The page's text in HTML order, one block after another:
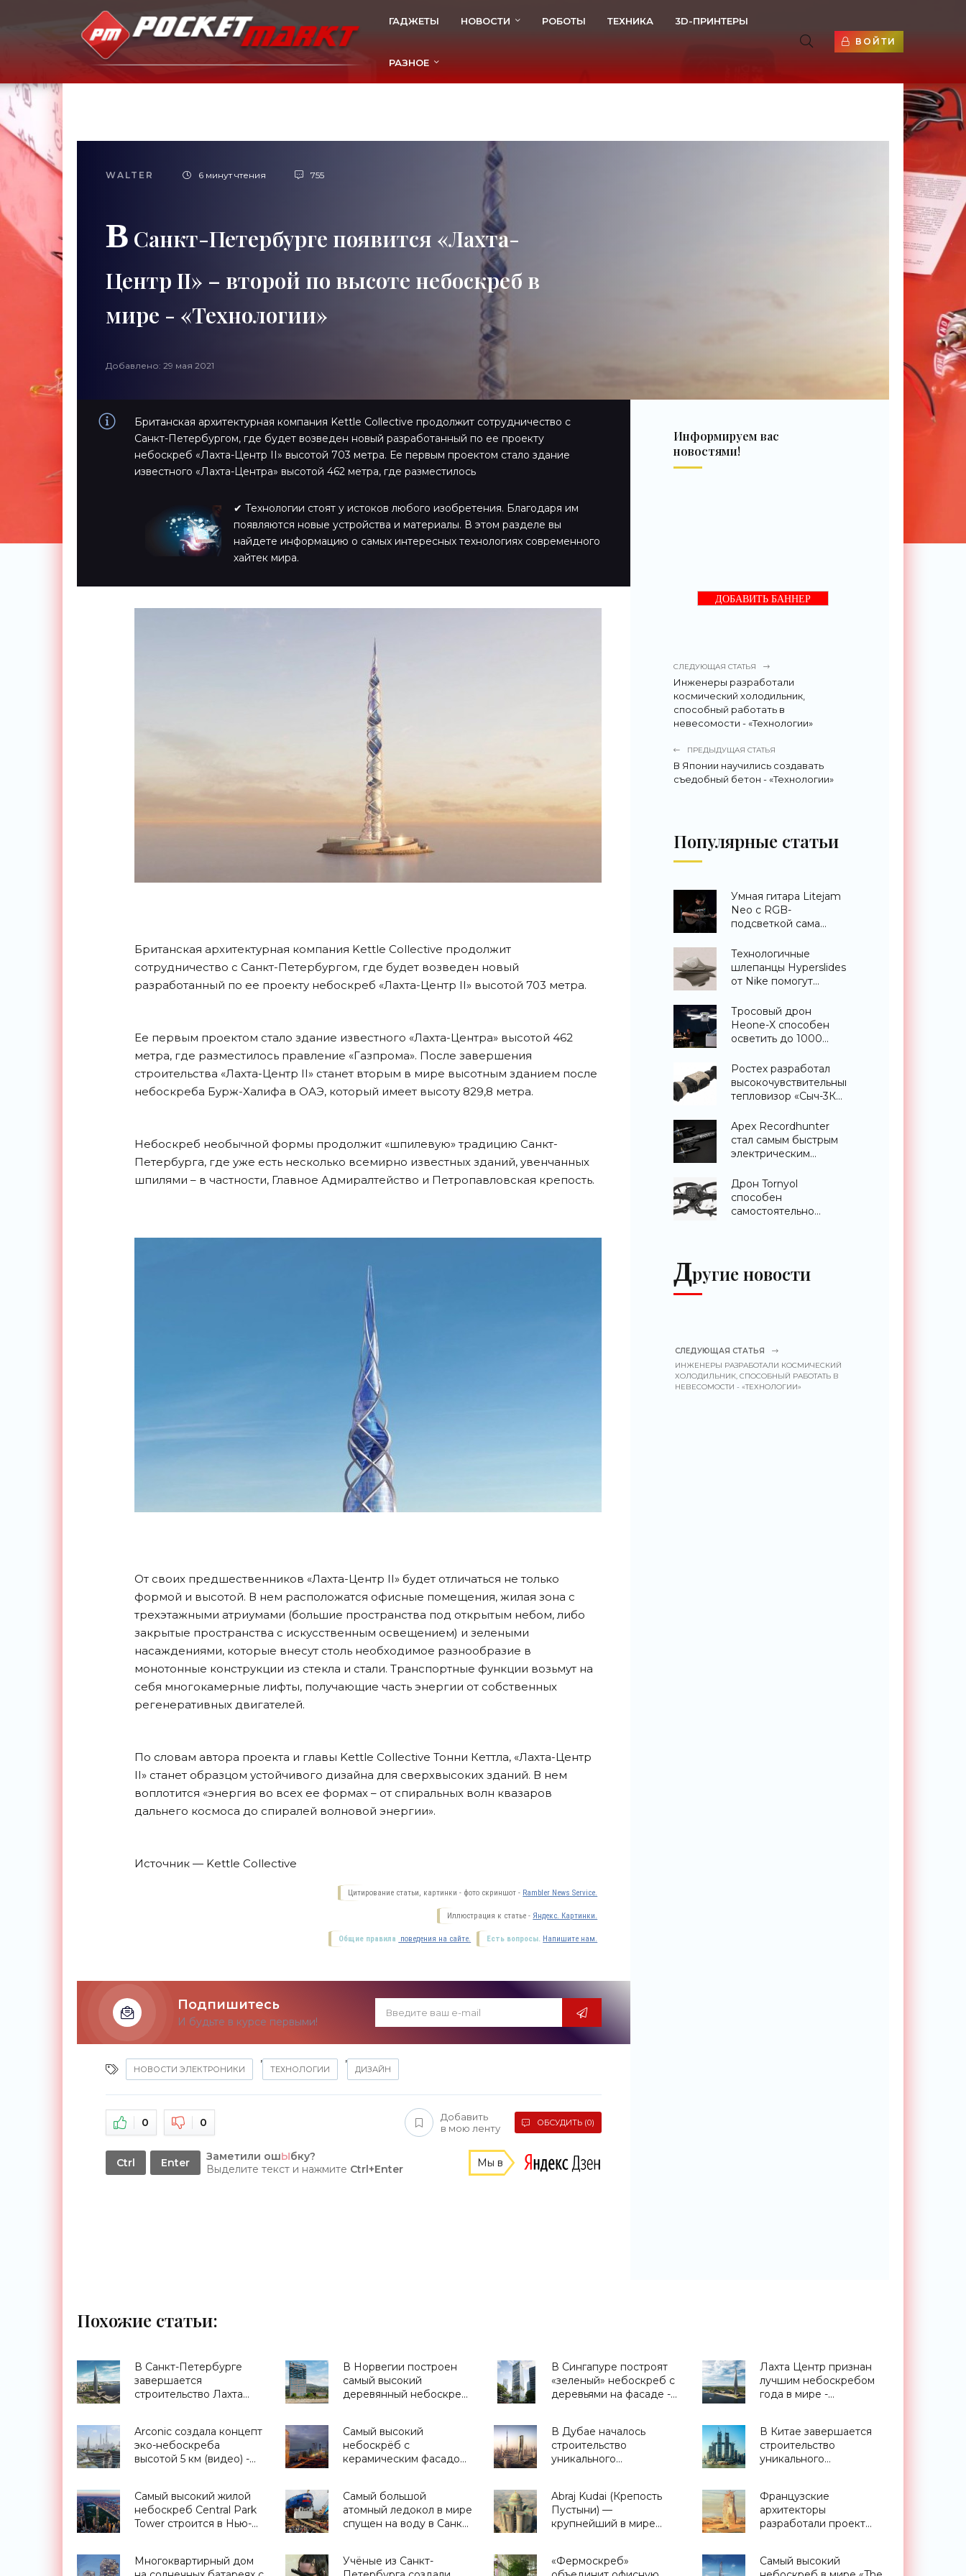
ГАДЖЕТЫ НОВОСТИ РОБОТЫ ТЕХНИКА 3D-ПРИНТЕРЫ
РАЗНОЕ
ВОЙТИ
WALTER 6 минут чтения 755
В Санкт-Петербурге появится «Лахта-
Центр II» – второй по высоте небоскреб в
мире - «Технологии»
Добавлено: 29 мая 2021
Британская архитектурная компания Kettle Collective продолжит сотрудничество с
Санкт-Петербургом, где будет возведен новый разработанный по ее проекту
небоскреб «Лахта-Центр II» высотой 703 метра. Ее первым проектом стало здание
известного «Лахта-Центра» высотой 462 метра, где разместилось
✔ Технологии стоят у истоков любого изобретения. Благодаря им
появляются новые устройства и материалы. В этом разделе вы
найдете информацию о самых интересных технологиях современного
хайтек мира.
Британская архитектурная компания Kettle Collective продолжит
сотрудничество с Санкт-Петербургом, где будет возведен новый
разработанный по ее проекту небоскреб «Лахта-Центр II» высотой 703 метра.
Ее первым проектом стало здание известного «Лахта-Центра» высотой 462
метра, где разместилось правление «Газпрома». После завершения
строительства «Лахта-Центр II» станет вторым в мире высотным зданием после
небоскреба Бурж-Халифа в ОАЭ, который имеет высоту 829,8 метра.
Небоскреб необычной формы продолжит «шпилевую» традицию Санкт-
Петербурга, где уже есть несколько всемирно известных зданий, увенчанных
шпилями – в частности, Главное Адмиралтейство и Петропавловская крепость.
От своих предшественников «Лахта-Центр II» будет отличаться не только
формой и высотой. В нем расположатся офисные помещения, жилая зона с
трехэтажными атриумами (большие пространства под открытым небом, либо
закрытые пространства с искусственным освещением) и зелеными
насаждениями, которые внесут столь необходимое разнообразие в
монотонные конструкции из стекла и стали. Транспортные функции возьмут на
себя многокамерные лифты, получающие часть энергии от собственных
регенеративных двигателей.
По словам автора проекта и главы Kettle Collective Тонни Кеттла, «Лахта-Центр
II» станет образцом устойчивого дизайна для сверхвысоких зданий. В нем
воплотится «энергия во всех ее формах – от спиральных волн квазаров
дальнего космоса до спиралей волновой энергии».
Источник — Kettle Collective
Цитирование статьи, картинки - фото скриншот - Rambler News Service.
Иллюстрация к статье - Яндекс. Картинки.
Есть вопросы. Напишите нам.
Общие правила поведения на сайте.
Подпишитесь
И будьте в курсе первыми!
НОВОСТИ ЭЛЕКТРОНИКИ
,
ТЕХНОЛОГИИ
,
ДИЗАЙН
0 0
Добавить
в мою ленту
ОБСУДИТЬ (0)
Ctrl Enter Заметили ошЫбку?
Выделите текст и нажмите Ctrl+Enter Мы в
Информируем вас
новостями!
ДОБАВИТЬ БАННЕР
СЛЕДУЮЩАЯ СТАТЬЯ
Инженеры разработали
космический холодильник,
способный работать в
невесомости - «Технологии»
ПРЕДЫДУЩАЯ СТАТЬЯ
В Японии научились создавать
съедобный бетон - «Технологии»
Популярные статьи
Умная гитара Litejam
Neo с RGB-
подсветкой сама
«Гаджеты»
Технологичные
шлепанцы Hyperslides
от Nike помогут
ноги после
тренировки -
«Гаджеты»
Тросовый дрон
Heone-X способен
осветить до 1000
земли -
«Беспилотники»
Ростех разработал
высокочувствительный
тепловизор «Сыч-3К»
распознавания до 2
км - «Гаджеты»
Apex Recordhunter
стал самым быстрым
электрическим
«Беспилотники»
Дрон Tornyol
способен
самостоятельно
Другие новости
СЛЕДУЮЩАЯ СТАТЬЯ
ИНЖЕНЕРЫ РАЗРАБОТАЛИ КОСМИЧЕСКИЙ
ХОЛОДИЛЬНИК, СПОСОБНЫЙ РАБОТАТЬ В
НЕВЕСОМОСТИ - «ТЕХНОЛОГИИ»
Похожие статьи:
В Санкт-Петербурге
завершается
строительство Лахта
- «Технологии»
В Норвегии построен
самый высокий
деревянный небоскреб
В Сингапуре построят
«зеленый» небоскреб с
деревьями на фасаде -
Лахта Центр признан
лучшим небоскребом
года в мире -
Arconic создала концепт
эко-небоскреба
высотой 5 км (видео) -
Самый высокий
небоскрёб с
керамическим фасадом
(видео) - «Архитектура»
В Дубае началось
строительство
уникального
- «Технологии»
В Китае завершается
строительство
уникального
«Технологии»
Самый высокий жилой
небоскреб Central Park
Tower строится в Нью-
Самый большой
атомный ледокол в мире
спущен на воду в Санкт-
Abraj Kudai (Крепость
Пустыни) —
крупнейший в мире
Французские
архитекторы
разработали проект
«Технологии»
Многоквартирный дом
Учёные из Санкт-
«Фермоскреб»
Самый высокий